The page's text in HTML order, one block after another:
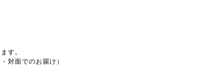
す。
対面でのお届け）